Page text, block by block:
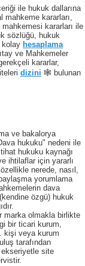
ile hukuk dallarına
mahkeme kararları,
kararları ile
sözlüğü, hukuk
kolay hesaplama
ve Mahkemeler
kararlar,
dizini 🕸 bulunan
ve bakalorya
hukuku" nedeni ile
hukuku kaynağı
ihtilaflar için yararlı
nerede, nasıl,
yorumlama
dava
özgü) hukuk
marka olmakla birlikte
bir ticari kurum,
kişi veya kurum
tarafından
site